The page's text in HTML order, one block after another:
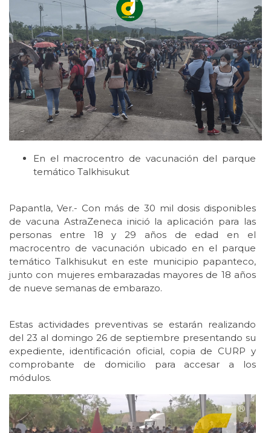
En el macrocentro de vacunación del parque
temático Talkhisukut
Papantla, Ver.- Con más de 30 mil dosis disponibles
de vacuna AstraZeneca inició la aplicación para las
personas entre 18 y 29 años de edad en el
macrocentro de vacunación ubicado en el parque
temático Talkhisukut en este municipio papanteco,
junto con mujeres embarazadas mayores de 18 años
de nueve semanas de embarazo.
Estas actividades preventivas se estarán realizando
del 23 al domingo 26 de septiembre presentando su
expediente, identificación oficial, copia de CURP y
comprobante de domicilio para accesar a los
módulos.